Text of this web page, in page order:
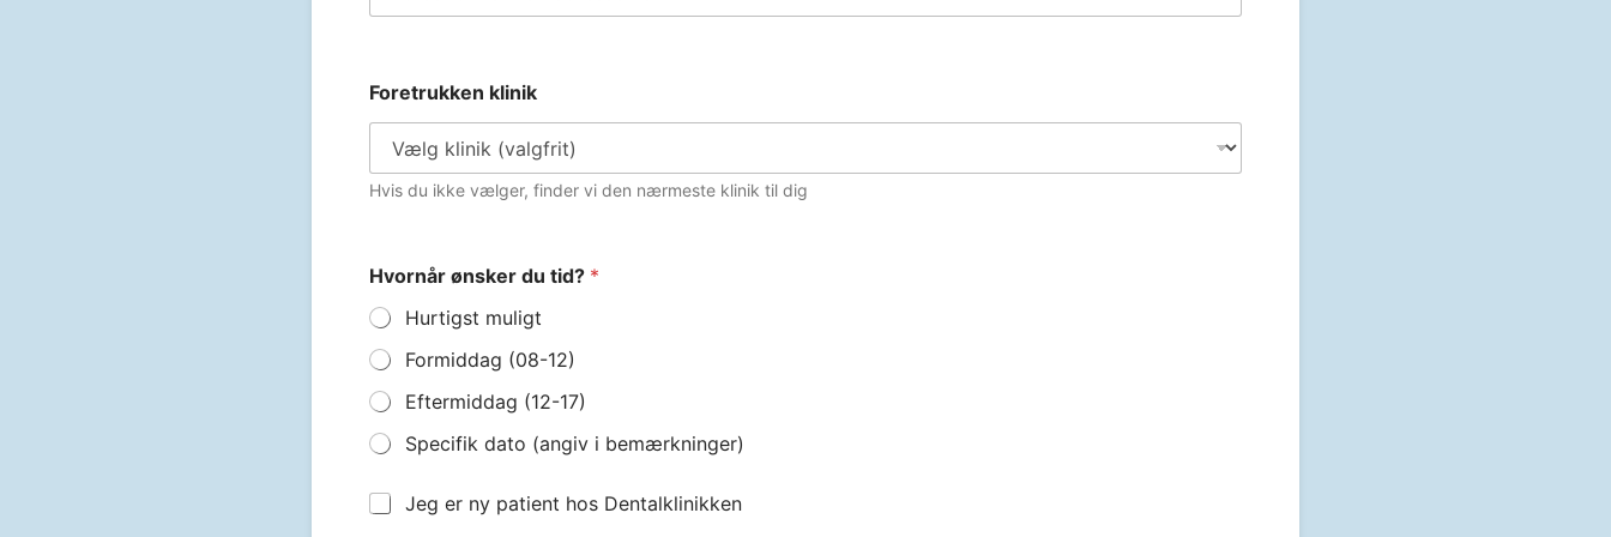
Foretrukken klinik
Hvis du ikke vælger, finder vi den nærmeste klinik til dig
Hvornår ønsker du tid? *
Hurtigst muligt
Formiddag (08-12)
Eftermiddag (12-17)
Specifik dato (angiv i bemærkninger)
N
Jeg er ny patient hos Dentalklinikken